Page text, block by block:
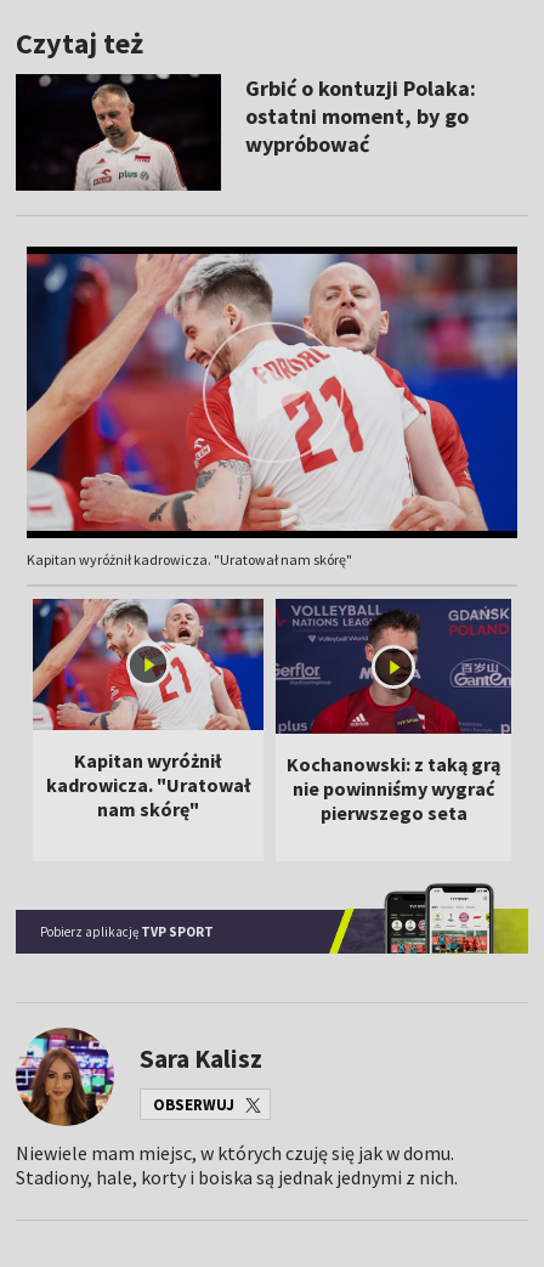
Czytaj też
Grbić o kontuzji Polaka:
ostatni moment, by go
wypróbować
Kapitan wyróżnił kadrowicza. "Uratował nam skórę"
Kapitan wyróżnił
kadrowicza. "Uratował
nam skórę"
Kochanowski: z taką grą
nie powinniśmy wygrać
pierwszego seta
Pobierz aplikację TVP SPORT
Sara Kalisz
OBSERWUJ
Niewiele mam miejsc, w których czuję się jak w domu.
Stadiony, hale, korty i boiska są jednak jednymi z nich.